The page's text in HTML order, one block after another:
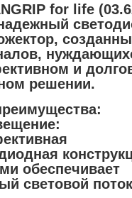
for life
и
решении.
обеспечивает
световой